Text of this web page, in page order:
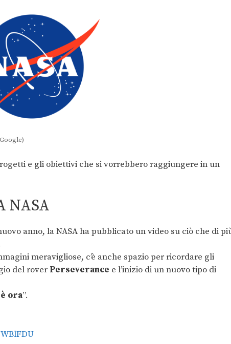
e gli obiettivi che si vorrebbero raggiungere in un
NASA
anno, la NASA ha pubblicato un video su ciò che di
meravigliose, c’è anche spazio per ricordare gli
del rover Perseverance e l’inizio di un nuovo tipo di
ora”.